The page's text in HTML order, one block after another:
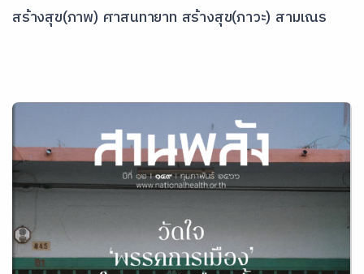
สร้างสุข(ภาพ) ศาสนทายาท สร้างสุข(ภาวะ) สามเณร